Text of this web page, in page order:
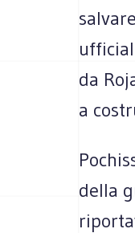
da
a
della